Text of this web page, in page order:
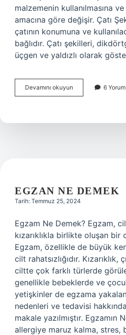
malzemenin kullanılmasına ve
amacına göre değişir. Çatı
çatının konumuna ve
bağlıdır. Çatı şekilleri,
üçgen ve yaldızlı olarak
Devamını okuyun
özellikleri
6 Yorum
EGZAN NE DEMEK
Tarih: Temmuz 25, 2024
Egzam Ne Demek? Egzam,
kızarıklıkla birlikte oluşan bir
Egzam, özellikle de büyük
cilt rahatsızlığıdır. Kızarıklık,
ciltte çok farklı türlerde
genellikle bebeklerde ve
yetişkinler de egzama
nedenleri ve tedavisi
makale yazılmıştır. Egzamın
allergiye maruz kalma, stres,